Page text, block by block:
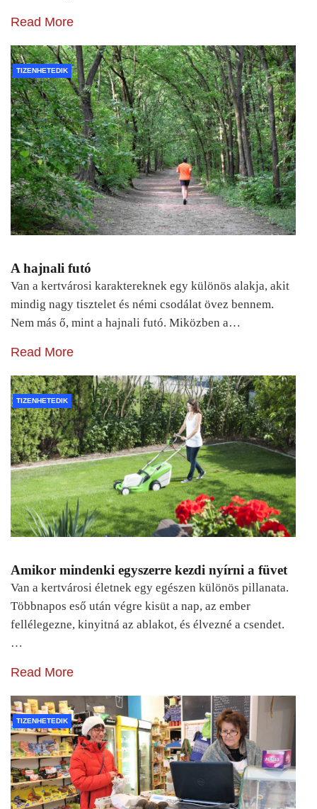
Read More
TIZENHETEDIK
A hajnali futó
Van a kertvárosi karaktereknek egy különös alakja, akit
mindig nagy tisztelet és némi csodálat övez bennem.
Nem más ő, mint a hajnali futó. Miközben a…
Read More
TIZENHETEDIK
Amikor mindenki egyszerre kezdi nyírni a füvet
Van a kertvárosi életnek egy egészen különös pillanata.
Többnapos eső után végre kisüt a nap, az ember
fellélegezne, kinyitná az ablakot, és élvezné a csendet.
…
Read More
TIZENHETEDIK